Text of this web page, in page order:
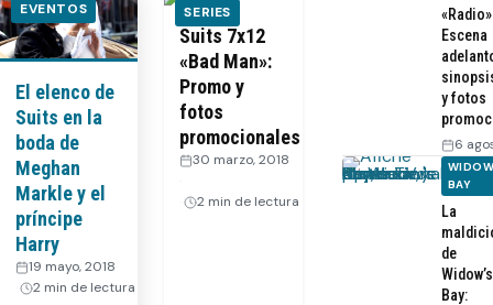
Streaming
Recomendaciones
Videos
Webisodios
EVENTOS
El elenco de
Suits en la
boda de
Meghan
Markle y el
príncipe
Harry
19 mayo, 2018
2 min de lectura
SERIES
Suits 7x12
«Bad Man»:
Promo y
fotos
promocionales
30 marzo, 2018
2 min de lectura
Escena
y fotos
6
BAY
La
de
Widow’s
Bay: